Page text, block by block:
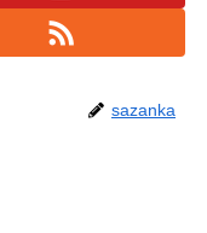
sazanka